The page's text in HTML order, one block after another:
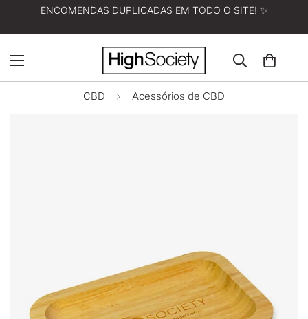
ENCOMENDAS DUPLICADAS EM TODO O SITE! ✨
CBD Acessórios de CBD